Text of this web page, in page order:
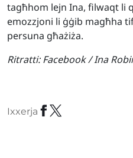
tagħhom lejn Ina, filwaqt li
emozzjoni li ġġib magħha
persuna għażiża.
Ritratti: Facebook / Ina
Ixxerja